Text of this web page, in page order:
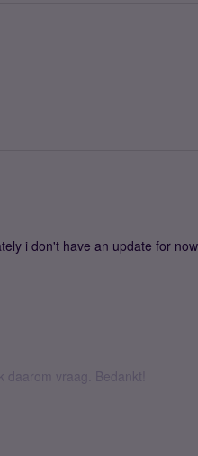
i don't have an update for
daarom vraag. Bedankt!